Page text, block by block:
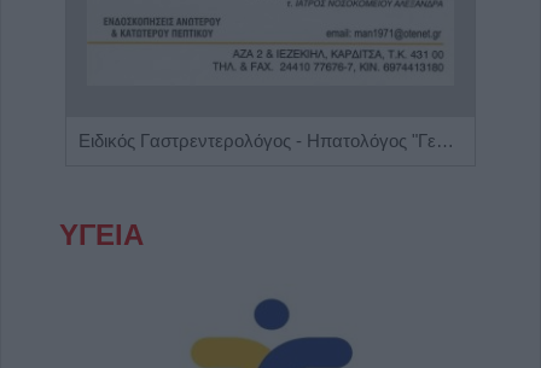
Ειδικός Γαστρεντερολόγος - Ηπατολόγος "Γεώργιος Μάνθος"
ΥΓΕΙΑ